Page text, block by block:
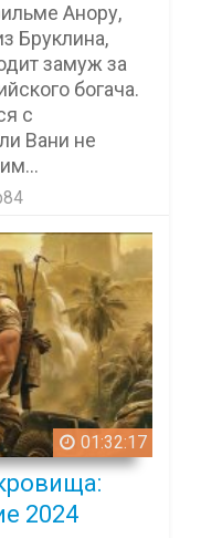
Анору,
Бруклина,
замуж за
богача.
с
Вани не
01:32:17
2024